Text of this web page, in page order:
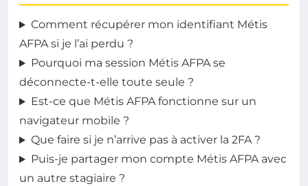
Comment récupérer mon identifiant Métis
AFPA si je l’ai perdu ?
Pourquoi ma session Métis AFPA se
déconnecte-t-elle toute seule ?
Est-ce que Métis AFPA fonctionne sur un
navigateur mobile ?
Que faire si je n’arrive pas à activer la 2FA ?
Puis-je partager mon compte Métis AFPA avec
un autre stagiaire ?